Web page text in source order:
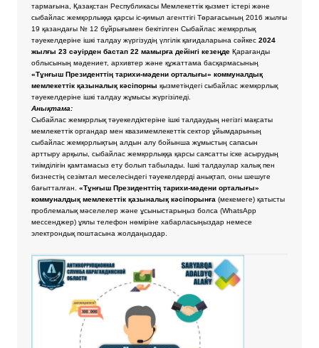
тармағына, Қазақстан Республикасы Мемлекеттік қызмет істері және
сыбайлас жемқорлыққа қарсы іс-қимыл агенттігі Төрағасының 2016 жылғы
19 қазандағы № 12 бұйрығымен бекітілген Сыбайлас жемқорлық
тәуекелдеріне ішкі талдау жүргізудің үлгілік қағидаларына сәйкес2024
жылғы 23 сәуірден бастап 22 мамырға дейінгі кезеңде Қарағанды
облысының мәдениет, архивтер және құжаттама басқармасының
«Тұнғыш Президенттің тарихи-мәдени орталығы» коммуналдық
мемлекеттік қазыналық кәсіпорны қызметіндегі сыбайлас жемқорлық
тәуекелдеріне ішкі талдау жұмысы жүргізіледі.
Анықтама:
Сыбайлас жемқорлық тәуекелдіктеріне ішкі талдаудың негізгі мақсаты
мемлекеттік органдар мен квазимемлекеттік сектор ұйымдарының
сыбайлас жемқорлықтың алдын алу бойынша жұмыстың сапасын
арттыру арқылы, сыбайлас жемқорлыққа қарсы саясатты іске асырудың
тиімділігін қамтамасыз ету болып табылады. Ішкі талдаулар халық пен
бизнестің сезімтал меселесіндегі тәуекелдерді анықтап, оны шешуге
бағытталған. «Тұнғыш Президенттің тарихи-мәдени орталығы»
коммуналдық мемлекеттік қазыналық кәсіпорынға (мекемеге) қатысты
проблемалық мәселелер және ұсыныстарыңыз болса (WhatsApp
мессенджер) ұялы телефон нөміріне хабарласыңыздар немесе
электрондық поштасына жолдаңыздар.